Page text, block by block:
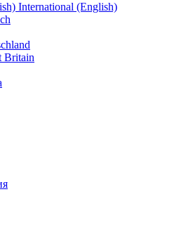
International (English)
Britain